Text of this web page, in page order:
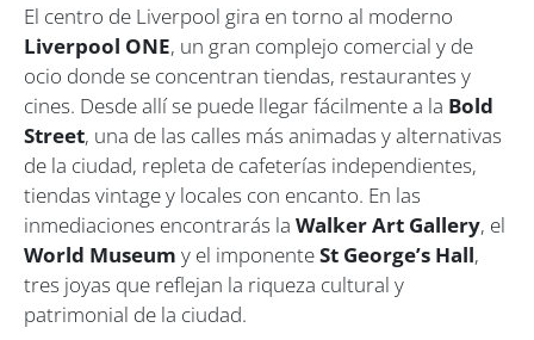
El centro de Liverpool gira en torno al moderno
Liverpool ONE, un gran complejo comercial y de
ocio donde se concentran tiendas, restaurantes y
cines. Desde allí se puede llegar fácilmente a la Bold
Street, una de las calles más animadas y alternativas
de la ciudad, repleta de cafeterías independientes,
tiendas vintage y locales con encanto. En las
inmediaciones encontrarás la Walker Art Gallery, el
World Museum y el imponenteSt George’s Hall,
tres joyas que reflejan la riqueza cultural y
patrimonial de la ciudad.